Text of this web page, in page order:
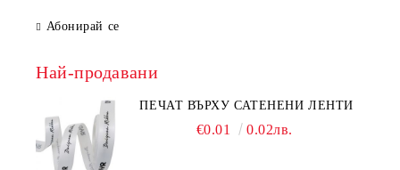
Абонирай се
Най-продавани
ПЕЧАТ ВЪРХУ САТЕНЕНИ ЛЕНТИ
€0.01 0.02лв.